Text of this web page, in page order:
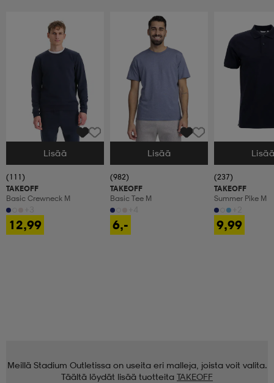
Valitse Koko
Lisää
(111)
TAKEOFF
Basic Crewneck M
12,99
Valitse Koko
Lisää
(982)
TAKEOFF
Basic Tee M
6,-
Valitse Koko
(237)
TAKEOFF
Summer Pike M
9,99
Meillä Stadium Outletissa on useita eri malleja, joista voit valita.
Täältä löydät lisää tuotteita TAKEOFF